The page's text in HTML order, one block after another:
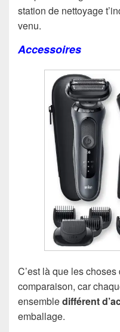
station de nettoyage
venu.
Accessoires
C’est là que les
comparaison, car
ensembledifférent
emballage.